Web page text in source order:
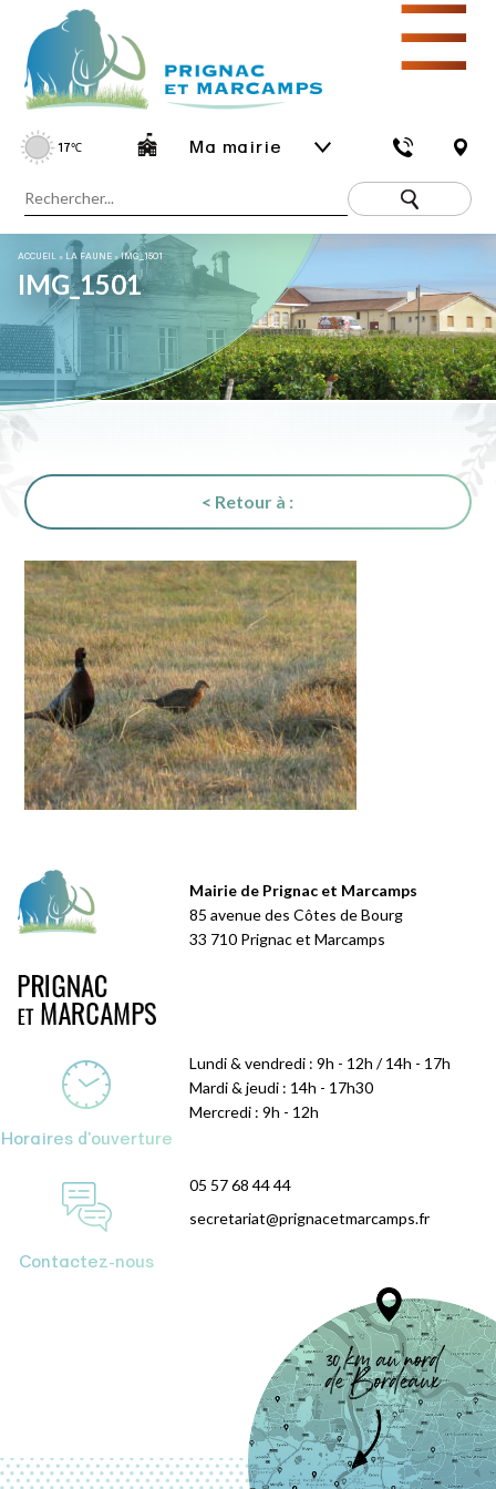
17℃ Ma mairie
☰
ACCUEIL » LA FAUNE »IMG_1501
IMG_1501
< Retour à :
Mairie de Prignac et Marcamps
85 avenue des Côtes de Bourg
33 710 Prignac et Marcamps
Horaires d'ouverture
Lundi & vendredi : 9h - 12h / 14h - 17h
Mardi & jeudi : 14h - 17h30
Mercredi : 9h - 12h
Contactez-nous
05 57 68 44 44
secretariat@prignacetmarcamps.fr